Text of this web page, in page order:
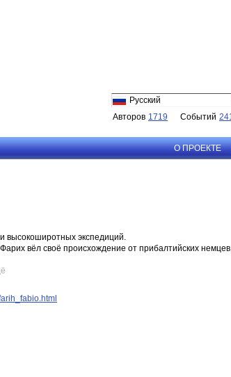
Русский
Авторов 1719 Событий
О ПРОЕКТЕ
высокоширотных экспедиций.
вёл своё происхождение от прибалтийских